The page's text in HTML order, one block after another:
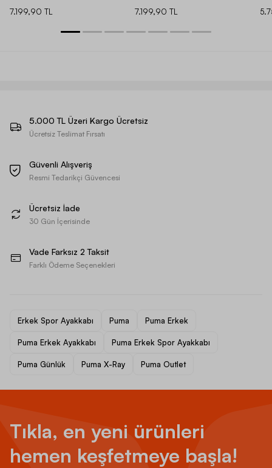
7.199,90 TL 7.199,90 TL
5.000 TL Üzeri Kargo Ücretsiz
Ücretsiz Teslimat Fırsatı
Güvenli Alışveriş
Resmi Tedarikçi Güvencesi
Ücretsiz İade
30 Gün İçerisinde
Vade Farksız 2 Taksit
Farklı Ödeme Seçenekleri
Erkek Spor Ayakkabı Puma Puma Erkek
Puma Erkek Ayakkabı Puma Erkek Spor Ayakkabı
Puma Günlük Puma X-Ray Puma Outlet
Tıkla, en yeni ürünleri
hemen keşfetmeye başla!